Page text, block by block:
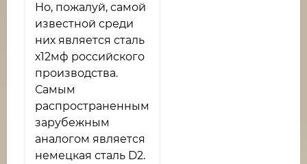
Но, пожалуй, самой
известной среди
них является сталь
х12мф российского
производства.
Самым
распространенным
зарубежным
аналогом является
немецкая сталь D2.